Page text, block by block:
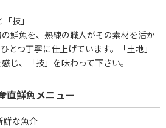
技」
鮮魚を、熟練の職人がその素材を活か
とつ丁寧に仕上げています。「土地」
じ、「技」を味わって下さい。
直鮮魚メニュー
な魚介